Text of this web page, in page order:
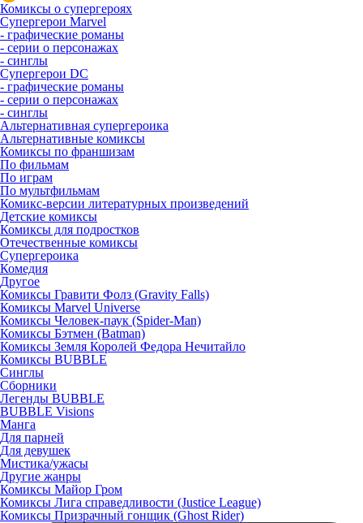
Комиксы о супергероях
Супергерои Marvel
- графические романы
- серии о персонажах
- синглы
Супергерои DC
- графические романы
- серии о персонажах
- синглы
Альтернативная супергероика
Альтернативные комиксы
Комиксы по франшизам
По фильмам
По играм
По мультфильмам
Комикс-версии литературных произведений
Детские комиксы
Комиксы для подростков
Отечественные комиксы
Супергероика
Комедия
Другое
Комиксы Гравити Фолз (Gravity Falls)
Комиксы Marvel Universe
Комиксы Человек-паук (Spider-Man)
Комиксы Бэтмен (Batman)
Комиксы Земля Королей Федора Нечитайло
Комиксы BUBBLE
Синглы
Сборники
Легенды BUBBLE
BUBBLE Visions
Манга
Для парней
Для девушек
Мистика/ужасы
Другие жанры
Комиксы Майор Гром
Комиксы Лига справедливости (Justice League)
Комиксы Призрачный гонщик (Ghost Rider)